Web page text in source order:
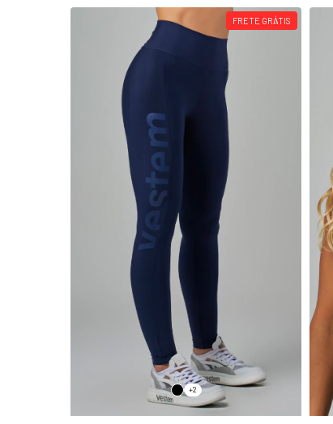
FRETE GRÁTIS
+2